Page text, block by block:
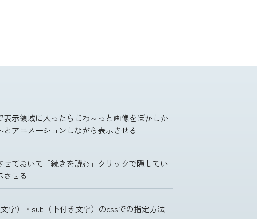
表示領域に入ったらじわ～っと画像をぼかしか
とアニメーションしながら表示させる
せておいて「続きを読む」クリックで隠してい
させる
字）・sub（下付き文字）のcssでの指定方法